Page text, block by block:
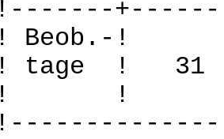
!-------
!
! tage !
!